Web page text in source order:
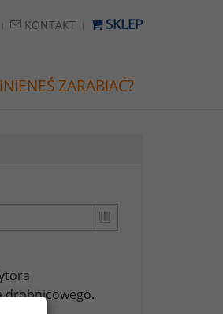
KONTAKT SKLEP
ZARABIAĆ?
drobnicowego.